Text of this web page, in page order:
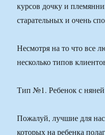
курсов дочку и
старательных и очень
Несмотря на то что все
несколько типов
Тип №1. Ребенок с
Пожалуй, лучшие для
которых на ребенка